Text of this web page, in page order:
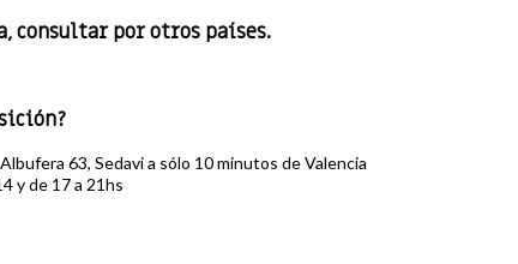
consultar por otros países.
63, Sedavi a sólo 10 minutos de Valencia
y de 17 a 21hs